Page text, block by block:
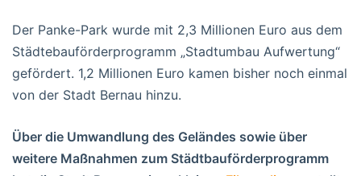
Der Panke-Park wurde mit 2,3 Millionen Euro aus dem
Städtebauförderprogramm „Stadtumbau Aufwertung“
gefördert. 1,2 Millionen Euro kamen bisher noch einmal
von der Stadt Bernau hinzu.
Über die Umwandlung des Geländes sowie über
weitere Maßnahmen zum Städtbauförderprogramm